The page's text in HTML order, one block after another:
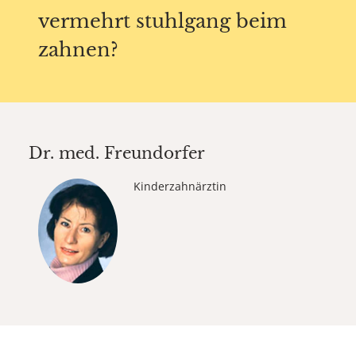
vermehrt stuhlgang beim
zahnen?
Dr. med. Freundorfer
Kinderzahnärztin